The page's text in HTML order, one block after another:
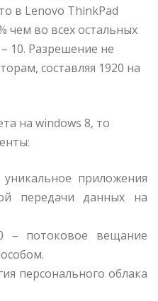
в Lenovo ThinkPad
чем во всех остальных
10. Разрешение не
составляя 1920 на
на windows 8, то
приложения
передачи данных на
– потоковое вещание
персонального облака